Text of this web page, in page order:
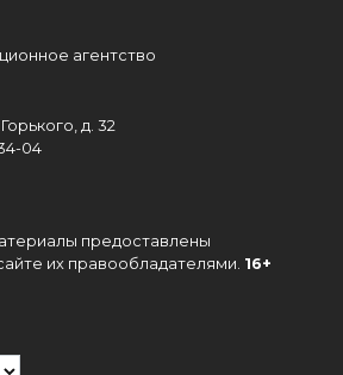
агентство
д. 32
04
предоставлены
их правообладателями. 16+